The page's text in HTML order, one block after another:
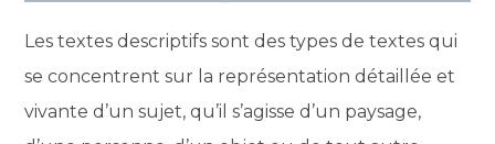
Les textes descriptifs sont des types de textes qui
se concentrent sur la représentation détaillée et
vivante d’un sujet, qu’il s’agisse d’un paysage,